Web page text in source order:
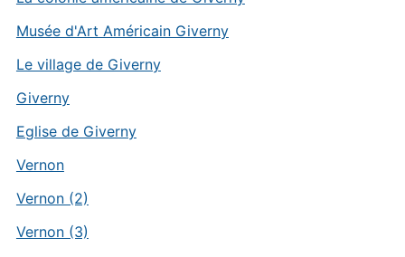
Musée d'Art Américain Giverny
Le village de Giverny
Giverny
Eglise de Giverny
Vernon
Vernon (2)
Vernon (3)